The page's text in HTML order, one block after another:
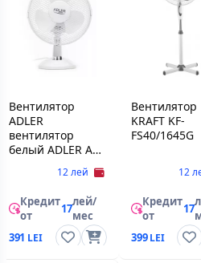
Вентилятор
ADLER
вентилятор
белый ADLER AD
12 лей
Кредит
от
17лей/
мес
391
Вентилятор
KRAFT KF-
FS40/1645G
12
Кредит
от
17
399